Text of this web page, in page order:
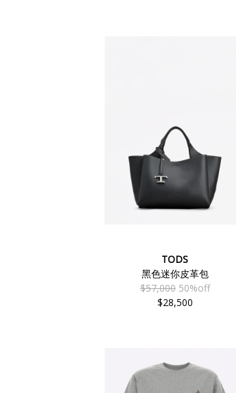
TODS
黑色迷你皮革包
$57,000 50%off
$28,500